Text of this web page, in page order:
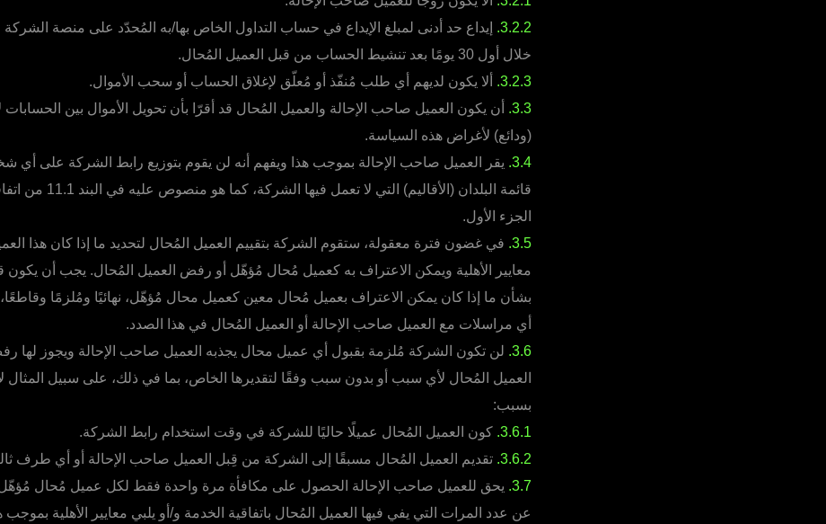
3.2.2.
إيداع حد أدنى لمبلغ الإيداع في حساب التداول الخاص بها/به المُحدّد على منصة الشركة
خلال أول 30 يومًا بعد تنشيط الحساب من قبل العميل المُحال.
3.2.3.
ألا يكون لديهم أي طلب مُنفّذ أو مُعلّق لإغلاق الحساب أو سحب الأموال.
3.3.
أن يكون العميل صاحب الإحالة والعميل المُحال قد أقرّا بأن تحويل الأموال بين الحسابات
(ودائع) لأغراض هذه السياسة.
3.4. يقر العميل صاحب الإحالة بموجب هذا ويفهم أنه لن يقوم بتوزيع رابط الشركة على
قائمة البلدان (الأقاليم) التي لا
الجزء الأول.
3.5. في غضون فترة معقولة، ستقوم الشركة بتقييم العميل المُحال لتحديد ما إذا كان هذا
معايير الأهلية ويمكن الاعتراف به كعميل مُحال مُؤهّل أو رفض العميل المُحال. يجب أن يكون
بشأن ما إذا كان يمكن الاعتراف بعميل مُحال معين كعميل محال مُؤهّل، نهائيًا ومُلزمًا وقاطعًا،
أي مراسلات مع العميل صاحب الإحالة أو العميل المُحال في هذا الصدد.
3.6. لن تكون الشركة مُلزمة بقبول أي عميل محال يجذبه العميل صاحب الإحالة ويجوز لها
العميل المُحال لأي سبب أو بدون سبب وفقًا لتقديرها الخاص، بما في ذلك، على سبيل المثال
بسبب:
3.6.1. كون العميل المُحال عميلًا حاليًا للشركة في وقت استخدام رابط الشركة.
3.6.2. تقديم العميل المُحال مسبقًا إلى الشركة من قِبل العميل صاحب الإحالة أو أي طرف
3.7. يحق للعميل صاحب الإحالة الحصول على مكافأة مرة واحدة فقط لكل عميل مُحال
عن عدد المرات التي يفي فيها العميل المُحال باتفاقية الخدمة و/أو يلبي معايير الأهلية